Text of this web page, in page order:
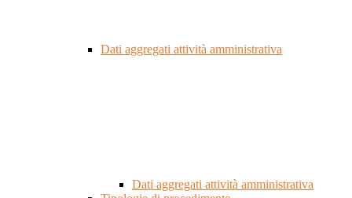
Dati aggregati attività amministrativa
Dati aggregati attività amministrativa